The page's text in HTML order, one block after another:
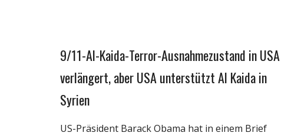
Gesellschaft
Medien
Wissenschaft
9/11-Al-Kaida-Terror-Ausnahmezustand in USA
verlängert, aber USA unterstützt Al Kaida in
Syrien
US-Präsident Barack Obama hat in einem Brief